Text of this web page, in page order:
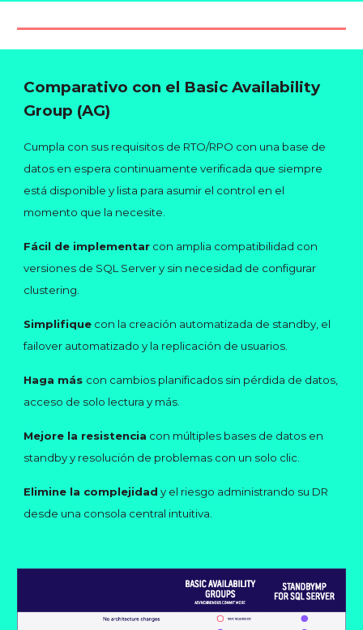
Comparativo con el Basic Availability
Group (AG)
Cumpla con sus requisitos de RTO/RPO con una base de
datos en espera continuamente verificada que siempre
está disponible y lista para asumir el control en el
momento que la necesite.
Fácil de implementar con amplia compatibilidad con
versiones de SQL Server y sin necesidad de configurar
clustering.
Simplifique con la creación automatizada de standby, el
failover automatizado y la replicación de usuarios.
Haga más con cambios planificados sin pérdida de datos,
acceso de solo lectura y más.
Mejore la resistencia con múltiples bases de datos en
standby y resolución de problemas con un solo clic.
Elimine la complejidad y el riesgo administrando su DR
desde una consola central intuitiva.